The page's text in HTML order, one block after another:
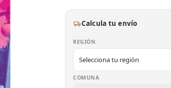
Calcula tu envío
REGIÓN
COMUNA